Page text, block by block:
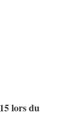
lors du